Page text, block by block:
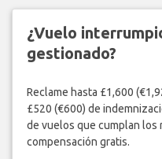
¿Vuelo
gestionado?
Reclame hasta £1,600
£520 (€600) de
de vuelos que cumplan los
compensación gratis.